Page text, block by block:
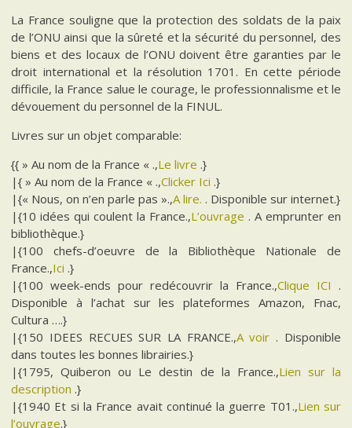
La France souligne que la protection des soldats de la paix
de l’ONU ainsi que la sûreté et la sécurité du personnel, des
biens et des locaux de l’ONU doivent être garanties par le
droit international et la résolution 1701. En cette période
difficile, la France salue le courage, le professionnalisme et le
dévouement du personnel de la FINUL.
Livres sur un objet comparable:
{{ » Au nom de la France « .,Le livre .}
|{ » Au nom de la France « .,Clicker Ici .}
|{« Nous, on n’en parle pas ».,A lire. . Disponible sur internet.}
|{10 idées qui coulent la France.,L’ouvrage . A emprunter en
bibliothèque.}
|{100 chefs-d’oeuvre de la Bibliothèque Nationale de
France.,Ici .}
|{100 week-ends pour redécouvrir la France.,Clique ICI .
Disponible à l’achat sur les plateformes Amazon, Fnac,
Cultura ….}
|{150 IDEES RECUES SUR LA FRANCE.,A voir . Disponible
dans toutes les bonnes librairies.}
|{1795, Quiberon ou Le destin de la France.,Lien sur la
description .}
|{1940 Et si la France avait continué la guerre T01.,Lien sur
l’ouvrage.}